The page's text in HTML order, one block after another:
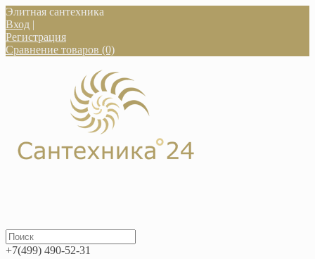
Элитная сантехника
Вход |
Регистрация
Сравнение товаров (0)
+7(499) 490-52-31